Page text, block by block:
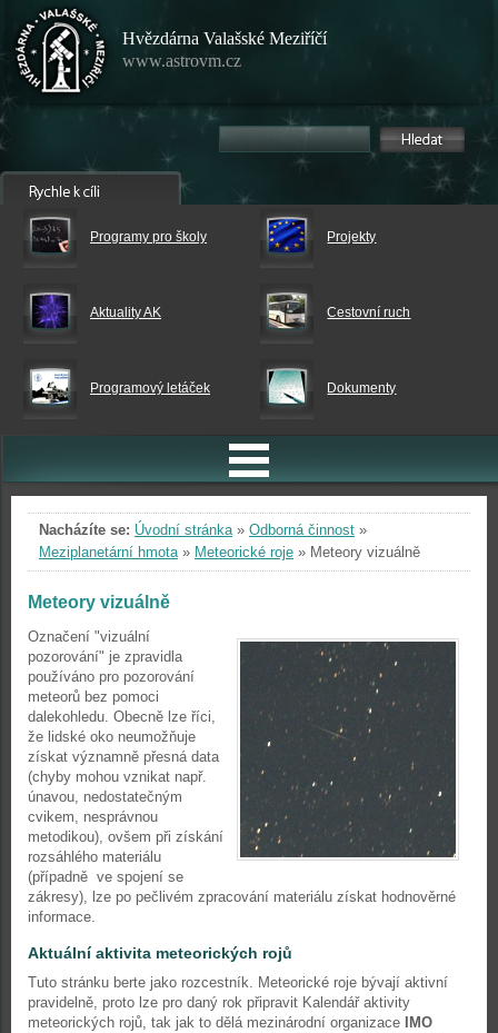
Hvězdárna Valašské Meziříčí
www.astrovm.cz
Programy pro školy Projekty
Aktuality AK Cestovní ruch
Programový letáček Dokumenty
Nacházíte se: Úvodní stránka» Odborná činnost »
Meziplanetární hmota» Meteorické roje » Meteory vizuálně
Meteory vizuálně
Označení "vizuální
pozorování" je zpravidla
používáno pro pozorování
meteorů bez pomoci
dalekohledu. Obecně lze říci,
že lidské oko neumožňuje
získat významně přesná data
(chyby mohou vznikat např.
únavou, nedostatečným
cvikem, nesprávnou
metodikou), ovšem při získání
rozsáhlého materiálu
(případně ve spojení se
zákresy), lze po pečlivém zpracování materiálu získat hodnověrné
informace.
Aktuální aktivita meteorických rojů
Tuto stránku berte jako rozcestník. Meteorické roje bývají aktivní
pravidelně, proto lze pro daný rok připravit Kalendář aktivity
meteorických rojů, tak jak to dělá mezinárodní organizace IMO